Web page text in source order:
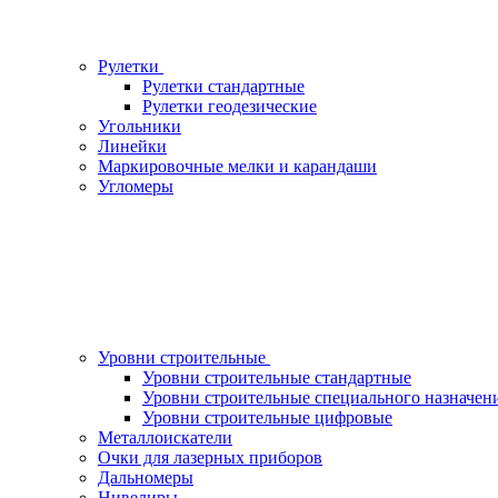
Рулетки
Рулетки стандартные
Рулетки геодезические
Угольники
Линейки
Маркировочные мелки и карандаши
Угломеры
Уровни строительные
Уровни строительные стандартные
Уровни строительные специального
Уровни строительные цифровые
Металлоискатели
Очки для лазерных приборов
Дальномеры